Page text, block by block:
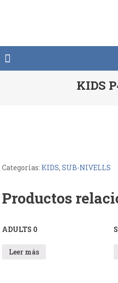
KIDS
Categorías: KIDS,SUB-NIVELLS
Productos
ADULTS 0
Leer más